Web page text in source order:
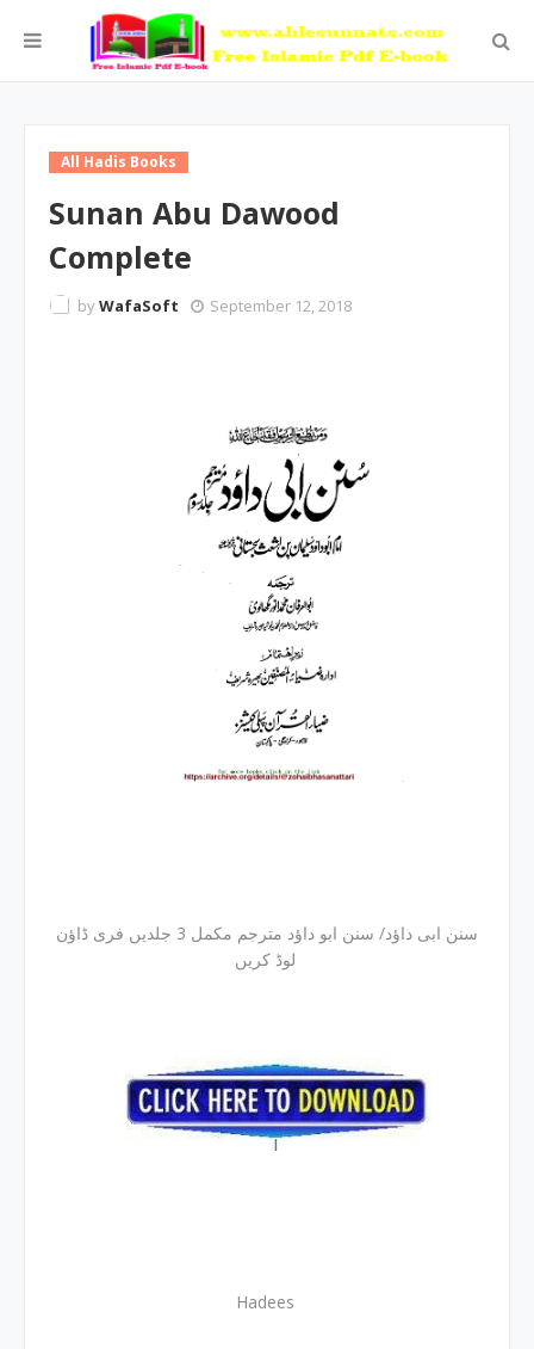
All Hadis Books
Sunan Abu Dawood
Complete
byWafaSoft September 12, 2018
سنن ابی داؤد/ سنن ابو داؤد مترجم مکمل 3 جلدیں فری ڈاؤن
Hadees